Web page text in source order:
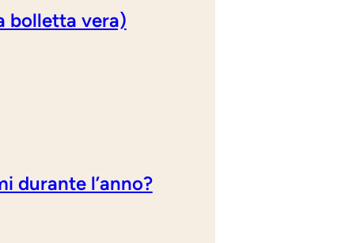
bolletta vera)
durante l’anno?